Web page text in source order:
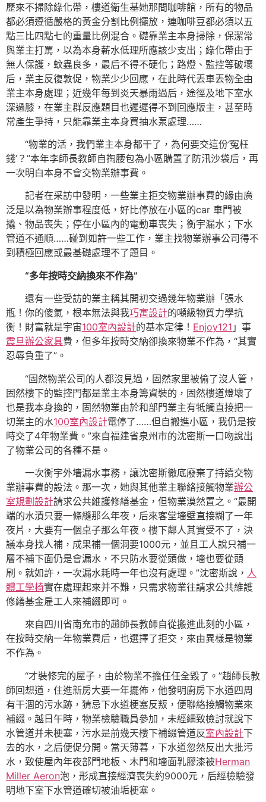
歷來不掃除綠化帶，樓道衛生基她那間咖啡館，所有的物品
都必須遵循嚴格的黃金分割比例擺放，連咖啡豆都必須以五
點三比四點七的重量比例混合。礎靠業主本身掃除，保潔常
與業主打罵，以為本身薪水低理所應該少支出；綠化帶由于
無人保護，蚊蟲良多，最后不得不硬化；路燈、監控等破壞
后，業主反復敦促，物業少少回應，在此時代丟車丟物全由
業主本身處理；近幾年每到炎天暴雨過后，途徑及地下室水
深過膝，在業主群反應題目也遲遲得不到回應版主，甚至時
常產生爭持，只能靠業主本身買抽水泵處理……
“物業的活，我們業主本身都干了，為何要交這份‘冤枉
錢’？”本年李師長教師自掏腰包為小區購置了防汛沙袋后，再
一次明白本身不會交物業辦事費。
記者在采訪中發明，一些業主拒交物業辦事費的緣由廣
泛是以為物業辦事程度低，好比停放在小區的car 車門被
撬、物品喪失；停在小區內的電動車喪失；衡宇漏水；下水
管道不通順……碰到如許一些工作，業主找物業辦事公司得不
到積極回應或最基礎處理不了題目。
“多年按時交納換來不作為”
還有一些受訪的業主稱其開初交過幾年物業辦「張水
瓶！你的傻氣，根本無法與我巧寓設計的噸級物質力學抗
衡！財富就是宇宙100室內設計的基本定律！ Enjoy121 」事
震旦辦公家具費，但多年按時交納卻換來物業不作為，“其實
忍辱負重了”。
“固然物業公司的人都沒見過，固然家里被偷了沒人管，
固然樓下的監控門都是業主本身籌資裝的，固然樓道燈壞了
也是我本身換的，固然物業由於和部門業主有牴觸直接把一
切業主的水100室內設計電停了……但自搬進小區，我仍是按
時交了4年物業費。”來自福建省泉州市的沈密斯一口吻說出
了物業公司的各種不是。
一次衡宇外墻漏水事務，讓沈密斯徹底廢棄了持續交物
業辦事費的設法。那一次，她與其他業主聯絡接觸物業辦公
室規劃設計請求公共維護修繕基金，但物業漠然置之。“最開
端的水漬只要一條縫那么年夜，后來客堂墻壁直接糊了一年
夜片，大要有一個桌子那么年夜。樓下鄰人其實受不了，決
議本身找人補，成果補一個洞要1000元，並且工人說只補一
層不補下面仍是會漏水，不只防水要從頭做，墻也要從頭
刷。就如許，一次漏水耗時一年也沒有處理。”沈密斯說， 人
體工學椅實在處理起來并不難，只需求物業往請求公共維護
修繕基金雇工人來補綴即可。
來自四川省南充市的趙師長教師自從搬進此刻的小區，
在按時交納一年物業費后，也選擇了拒交，來由異樣是物業
不作為。
“才裝修完的屋子，由於物業不擔任任全毀了。”趙師長教
師回想道，住進新房大要一年擺佈，他發明廚房下水道四周
有干涸的污水跡，猜忌下水道梗塞反叛，便聯絡接觸物業來
補綴。越日午時，物業檢驗職員參加，未經細致檢討就說下
水管道并未梗塞，污水是前幾天樓下補綴管道反室內設計下
去的水，之后便促分開。當天薄暮，下水道忽然反出大批污
水，致使屋內年夜部門地板、木門和墻面乳膠漆被Herman
Miller Aeron泡，形成直接經濟喪失約9000元，后經檢驗發
明地下室下水管道確切被油垢梗塞。